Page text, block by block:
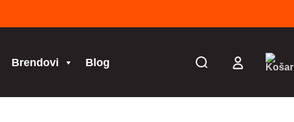
Brendovi Blog